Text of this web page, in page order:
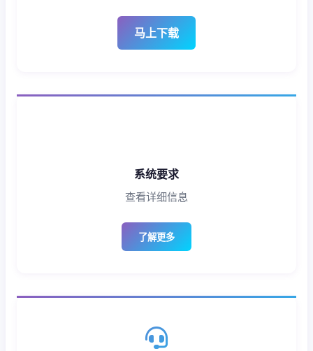
马上下载
系统要求
查看详细信息
了解更多